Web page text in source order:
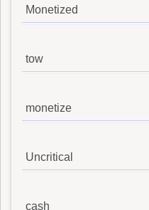
Monetized
tow
monetize
Uncritical
cash